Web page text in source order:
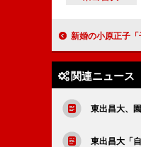
新婚の小原正子「子どもを授
関連ニュース
東出昌大、
東出昌大「